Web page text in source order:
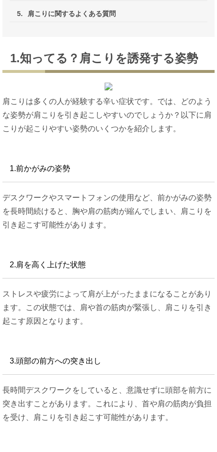
5. 肩こりに関するよくある質問
1.知ってる？肩こりを誘発する姿勢
肩こりは多くの人が経験する辛い症状です。では、どのよう
な姿勢が肩こりを引き起こしやすいのでしょうか？以下に肩
こりが起こりやすい姿勢のいくつかを紹介します。
1.前かがみの姿勢
デスクワークやスマートフォンの使用など、前かがみの姿勢
を長時間続けると、胸や肩の筋肉が縮んでしまい、肩こりを
引き起こす可能性があります。
2.肩を高く上げた状態
ストレスや疲労によって肩が上がったままになることがあり
ます。この状態では、肩や首の筋肉が緊張し、肩こりを引き
起こす原因となります。
3.頭部の前方への突き出し
長時間デスクワークをしていると、意識せずに頭部を前方に
突き出すことがあります。これにより、首や肩の筋肉が負担
を受け、肩こりを引き起こす可能性があります。